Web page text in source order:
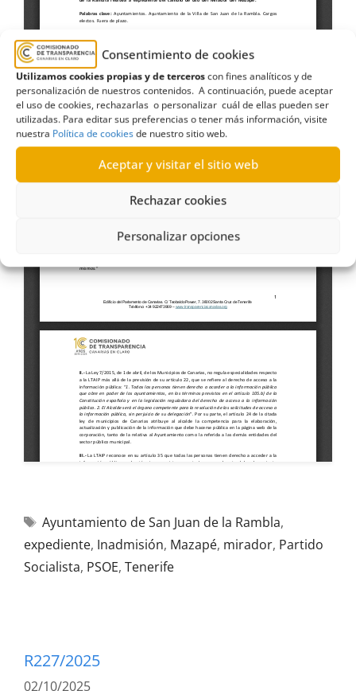
Consentimiento de cookies
Utilizamos cookies propias y de terceroscon fines analíticos y de
personalización de nuestros contenidos. A continuación, puede aceptar
el uso de cookies, rechazarlas o personalizar cuál de ellas pueden ser
utilizadas. Para editar sus preferencias o tener más información, visite
nuestra Política de cookiesde nuestro sitio web.
Aceptar y visitar el sitio web
Rechazar cookies
Personalizar opciones
Ayuntamiento de San Juan de la Rambla,
expediente, Inadmisión, Mazapé, mirador, Partido
Socialista, PSOE, Tenerife
R227/2025
02/10/2025